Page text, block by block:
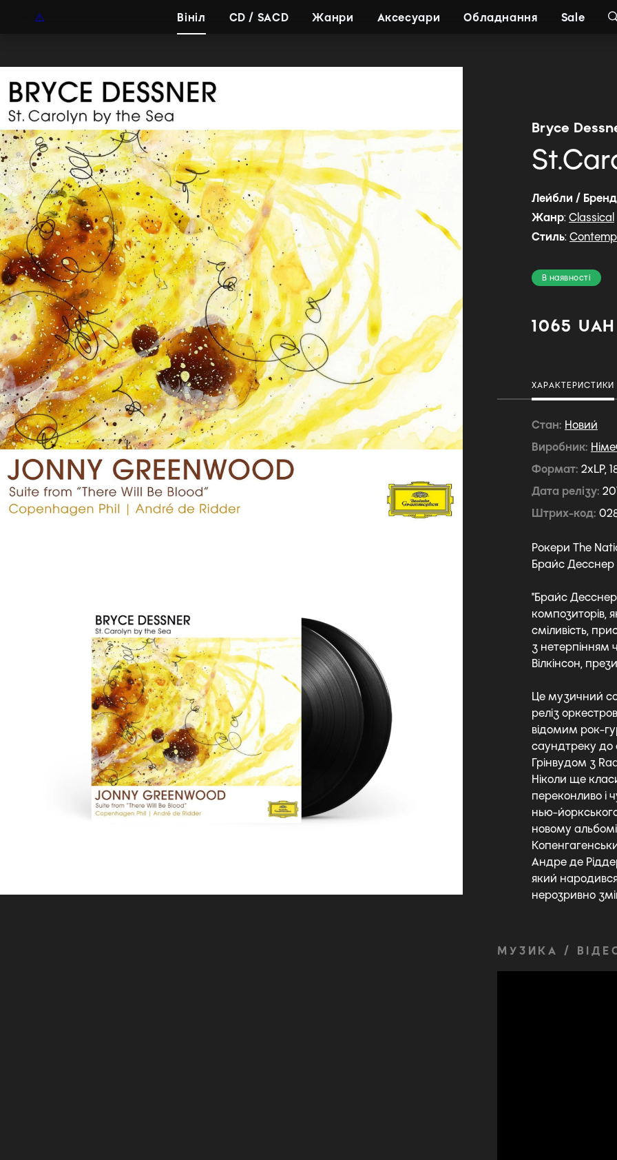
Вініл CD / SACD Жанри Аксесуари Обладнання Sale
Bryce
Лейбли /
Жанр: Classical
Стиль:
В наявності
1065 UAH
ХАРАКТЕРИСТИКИ
Стан Новий
Виробник
Формат 2xLP,
Дата релізу
Штрих-код
Рокери The
Брайс Десснер
"Брайс
композиторів,
сміливість,
з нетерпінням
Вілкінсон,
Це музичний
реліз
відомим рок-
саундтреку до
Грінвудом з
Ніколи ще
переконливо і
нью-
новому
Андре де
який
нерозривно
МУЗИКА /